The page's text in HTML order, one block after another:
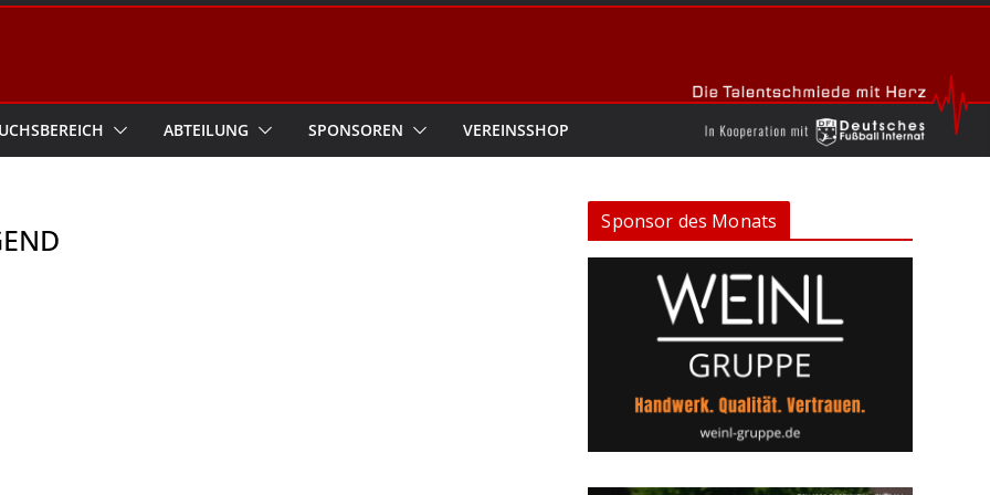
ABTEILUNG SPONSOREN VEREINSSHOP
Sponsor des Monats